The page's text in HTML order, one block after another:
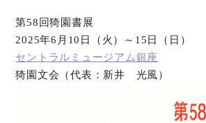
第58回猗園書展
2025年6月10日（火）～15日（日）
セントラルミュージアム銀座
猗園文会（代表：新井 光風）